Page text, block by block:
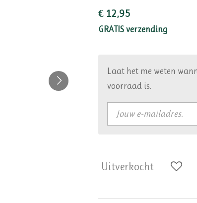
€ 12,95
GRATIS verzending
Laat het me weten
voorraad is.
Uitverkocht